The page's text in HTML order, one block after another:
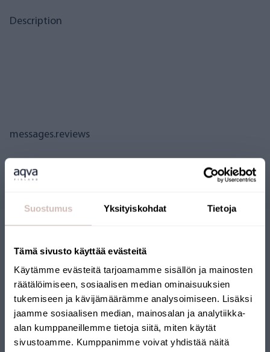
Suostumus Yksityiskohdat Tietoja
Tämä sivusto käyttää evästeitä
Käytämme evästeitä tarjoamamme sisällön ja mainosten
räätälöimiseen, sosiaalisen median ominaisuuksien
tukemiseen ja kävijämäärämme analysoimiseen. Lisäksi
jaamme sosiaalisen median, mainosalan ja analytiikka-
alan kumppaneillemme tietoja siitä, miten käytät
sivustoamme. Kumppanimme voivat yhdistää näitä
Description
messages.reviews
Questions
BOUTIQUE EN LIGNE
FINLANDAISE